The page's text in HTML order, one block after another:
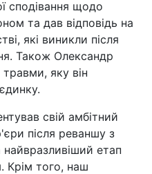
сподівання щодо
та дав відповідь на
які виникли після
Також Олександр
яку він
свій амбітний
після реваншу з
етап
Крім того, наш